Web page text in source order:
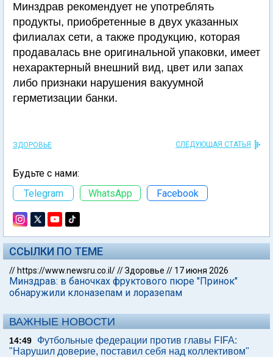
Минздрав рекомендует не употреблять
продукты, приобретенные в двух указанных
филиалах сети, а также продукцию, которая
продавалась вне оригинальной упаковки, имеет
нехарактерный внешний вид, цвет или запах
либо признаки нарушения вакуумной
герметизации банки.
ЗДОРОВЬЕ СЛЕДУЮЩАЯ СТАТЬЯ
Будьте с нами:
Telegram
WhatsApp Facebook
ССЫЛКИ ПО ТЕМЕ
// https://www.newsru.co.il///Здоровье // 17 июня 2026
Минздрав: в баночках фруктового пюре "Принок"
обнаружили клоназепам и лоразепам
ВАЖНЫЕ НОВОСТИ
14:49
Футбольные федерации против главы FIFA:
"Нарушил доверие, поставил себя над коллективом"